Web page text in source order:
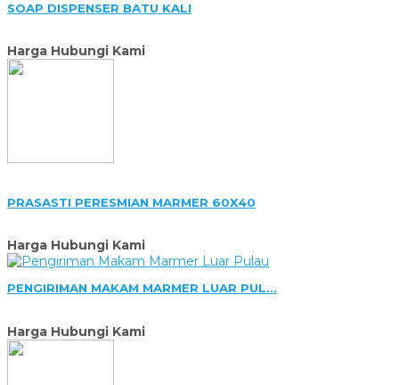
SOAP DISPENSER BATU KALI
Harga Hubungi Kami
PRASASTI PERESMIAN MARMER 60X40
Harga Hubungi Kami
PENGIRIMAN MAKAM MARMER LUAR PUL...
Harga Hubungi Kami